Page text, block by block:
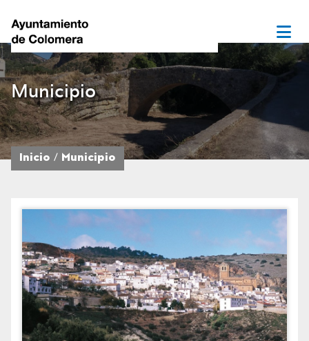
Municipio
Inicio Municipio